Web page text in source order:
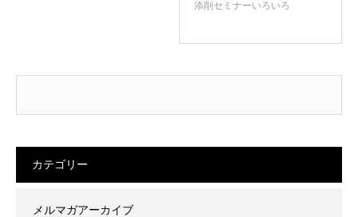
添削セミナーいろいろ
カテゴリー
メルマガアーカイブ